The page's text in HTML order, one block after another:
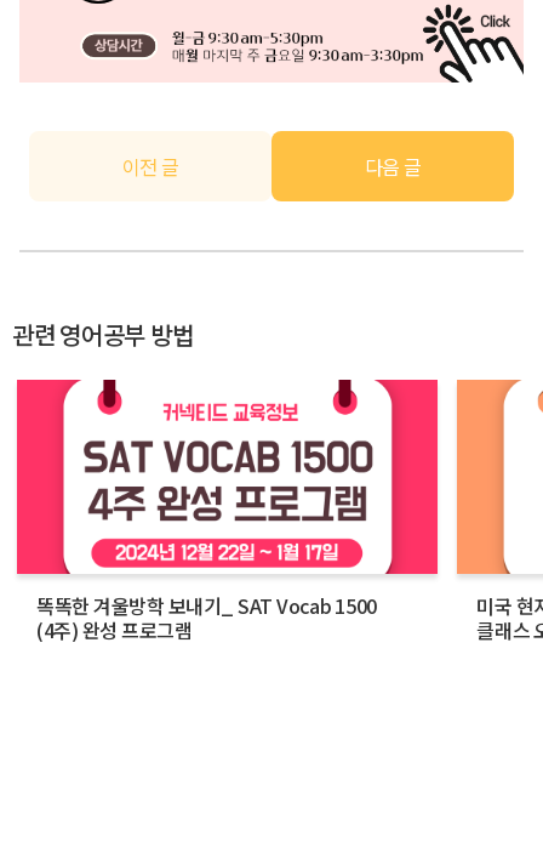
이전 글 다음 글
관련 영어공부 방법
똑똑한 겨울방학 보내기_ SAT Vocab 1500
(4주) 완성 프로그램
미국 현
클래스